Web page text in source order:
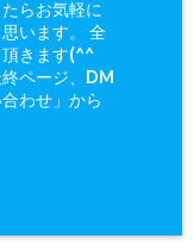
らお気軽に
います。 全
きます(^^ゞ
ページ、DM
わせ」から